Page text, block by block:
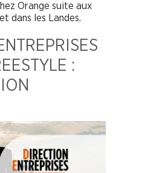
Orange suite aux
dans les Landes.
: